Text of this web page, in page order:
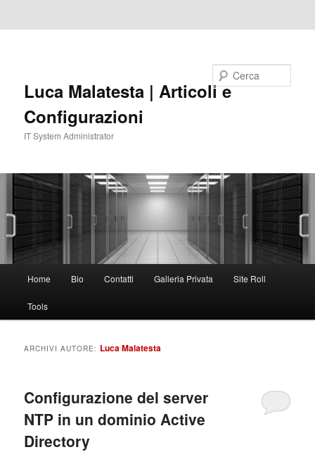
Luca Malatesta | Articoli e
Configurazioni
IT System Administrator
principale
Home Bio Contatti Galleria Privata Site Roll
Tools
ARCHIVI AUTORE: Luca Malatesta
Configurazione del server
NTP in un dominio Active
Directory